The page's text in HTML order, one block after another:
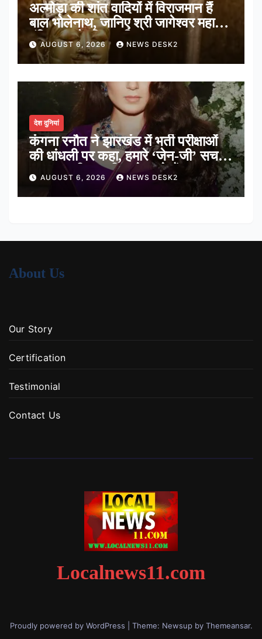
अल्मोड़ा की शांत वादियों में विराजमान हैं
बाल भोलेनाथ, जानिए श्री जागेश्वर महादेव
मंदिर का पौराणिक इतिहास
AUGUST 6, 2026 NEWS DESK2
देश दुनियां
कंगना रनौत ने झारखंड में भर्ती परीक्षाओं
की धांधली पर कहा, हमारे ‘जेन-जी’ सच में
हर तरह की तकलीफ झेल रहे हैं
AUGUST 6, 2026 NEWS DESK2
About Us
Our Story
Certification
Testimonial
Contact Us
Localnews11.com
Proudly powered by WordPress Theme: Newsup by Themeansar.